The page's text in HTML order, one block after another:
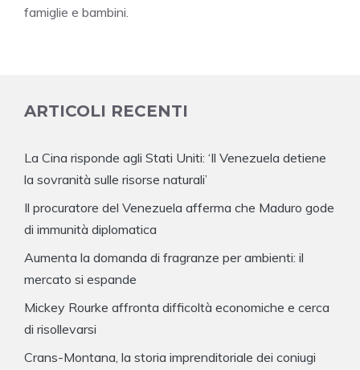
famiglie e bambini.
ARTICOLI RECENTI
La Cina risponde agli Stati Uniti: ‘Il Venezuela detiene
la sovranità sulle risorse naturali’
Il procuratore del Venezuela afferma che Maduro gode
di immunità diplomatica
Aumenta la domanda di fragranze per ambienti: il
mercato si espande
Mickey Rourke affronta difficoltà economiche e cerca
di risollevarsi
Crans-Montana, la storia imprenditoriale dei coniugi